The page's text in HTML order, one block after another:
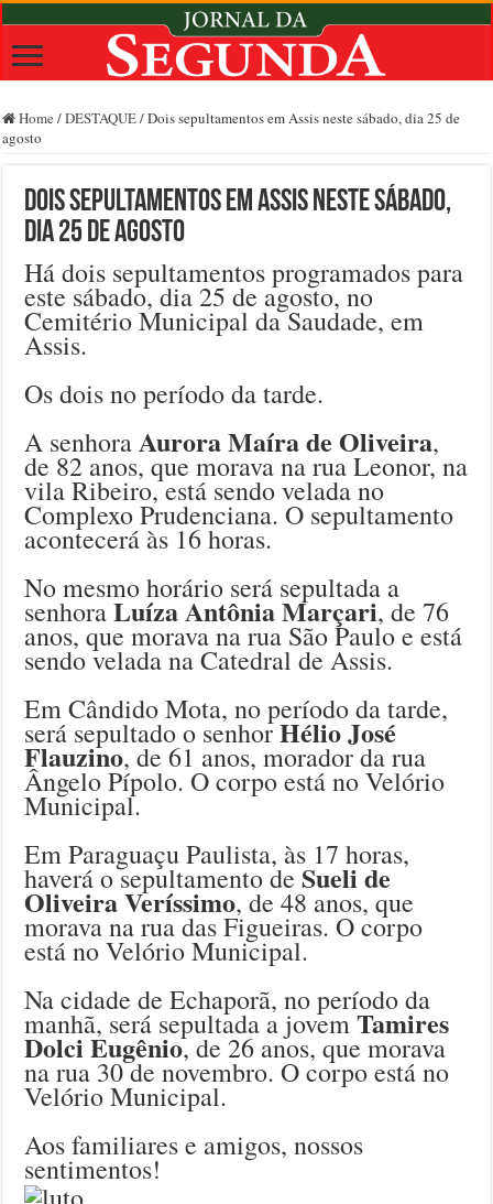
Home /DESTAQUE/Dois sepultamentos em Assis neste sábado, dia 25 de
agosto
Dois sepultamentos em Assis neste sábado,
dia 25 de agosto
Há dois sepultamentos programados para
este sábado, dia 25 de agosto, no
Cemitério Municipal da Saudade, em
Assis.
Os dois no período da tarde.
A senhoraAurora Maíra de Oliveira,
de 82 anos, que morava na rua Leonor, na
vila Ribeiro, está sendo velada no
Complexo Prudenciana. O sepultamento
acontecerá às 16 horas.
No mesmo horário será sepultada a
senhoraLuíza Antônia Marçari, de 76
anos, que morava na rua São Paulo e está
sendo velada na Catedral de Assis.
Em Cândido Mota, no período da tarde,
será sepultado o senhorHélio José
Flauzino, de 61 anos, morador da rua
Ângelo Pípolo. O corpo está no Velório
Municipal.
Em Paraguaçu Paulista, às 17 horas,
haverá o sepultamento deSueli de
Oliveira Veríssimo, de 48 anos, que
morava na rua das Figueiras. O corpo
está no Velório Municipal.
Na cidade de Echaporã, no período da
manhã, será sepultada a jovemTamires
Dolci Eugênio, de 26 anos, que morava
na rua 30 de novembro. O corpo está no
Velório Municipal.
Aos familiares e amigos, nossos
sentimentos!